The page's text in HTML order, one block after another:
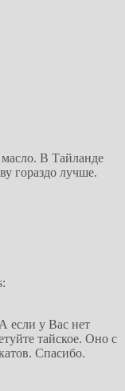
масло. В Тайланде
гораздо лучше.
если у Вас нет
тайское. Оно с
Спасибо.